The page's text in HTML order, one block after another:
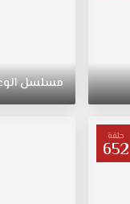
مسلسل
حلقة
652